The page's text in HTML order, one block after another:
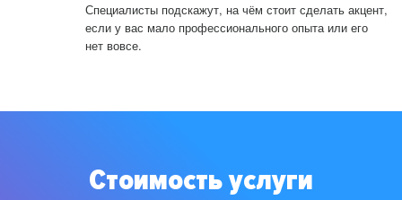
Специалисты подскажут, на чём стоит сделать акцент,
если у вас мало профессионального опыта или его
нет вовсе.
Стоимость услуги